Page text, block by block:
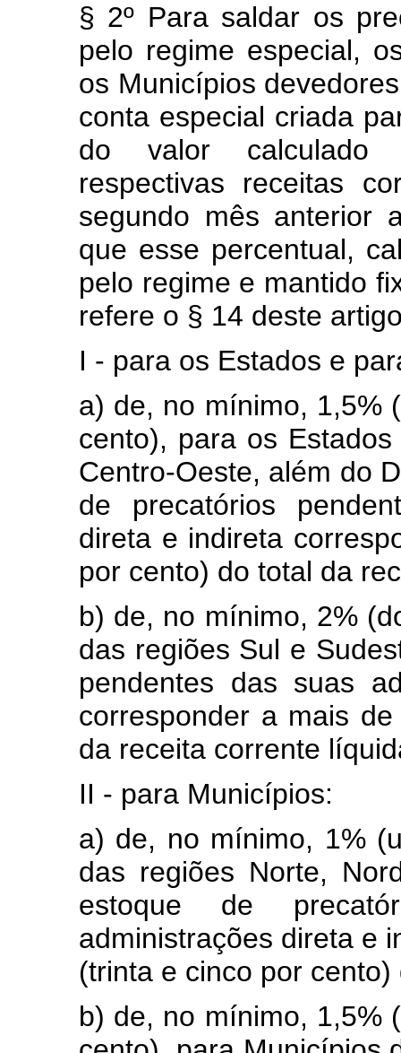
§ 2º Para saldar os
pelo regime especial,
os Municípios
conta especial criada
do valor calculado
respectivas receitas
segundo mês anterior
que esse percentual,
pelo regime e mantido
refere o § 14 deste
I - para os Estados e
a) de, no mínimo, 1,5%
cento), para os
Centro-Oeste, além do
de precatórios
direta e indireta
por cento) do total da
b) de, no mínimo, 2%
das regiões Sul e
pendentes das suas
corresponder a mais
da receita corrente
II - para Municípios:
a) de, no mínimo, 1%
das regiões Norte,
estoque de
administrações direta e
(trinta e cinco por
b) de, no mínimo, 1,5%